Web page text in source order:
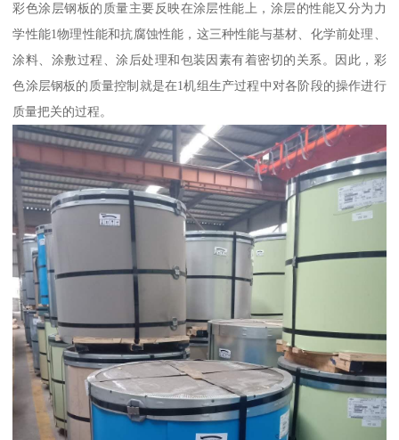
彩色涂层钢板的质量主要反映在涂层性能上，涂层的性能又分为力
学性能1物理性能和抗腐蚀性能，这三种性能与基材、化学前处理、
涂料、涂敷过程、涂后处理和包装因素有着密切的关系。因此，彩
色涂层钢板的质量控制就是在1机组生产过程中对各阶段的操作进行
质量把关的过程。